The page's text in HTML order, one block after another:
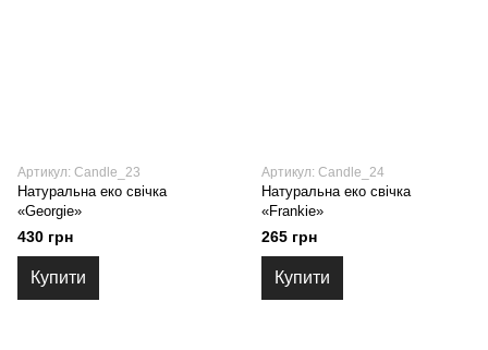
Артикул: Candle_23
Натуральна еко свічка
«Georgie»
430 грн
Купити
Артикул: Candle_24
Натуральна еко свічка
«Frankie»
265 грн
Купити